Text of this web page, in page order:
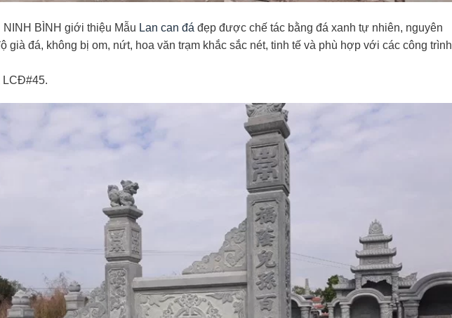
BÌNH giới thiệu Mẫu Lan can đá đẹp được chế tác bằng đá xanh tự nhiên, nguyên
già đá, không bị om, nứt, hoa văn trạm khắc sắc nét, tinh tế và phù hợp với các công trình
LCĐ#45.